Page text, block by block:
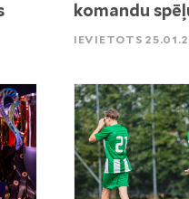
komandu
IEVIETOTS